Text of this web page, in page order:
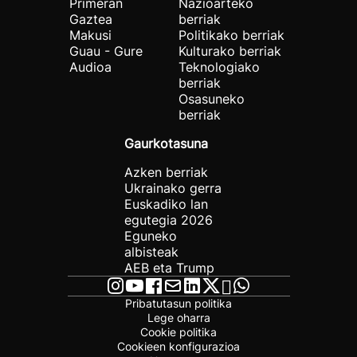
Primeran
Gaztea
Makusi
Guau - Gure
Audioa
Nazioarteko
berriak
Politikako berriak
Kulturako berriak
Teknologiako
berriak
Osasuneko
berriak
Gaurkotasuna
Azken berriak
Ukrainako gerra
Euskadiko lan
egutegia 2026
Eguneko
albisteak
AEB eta Trump
Pribatutasun politika
Lege oharra
Cookie politika
Cookieen konfigurazioa